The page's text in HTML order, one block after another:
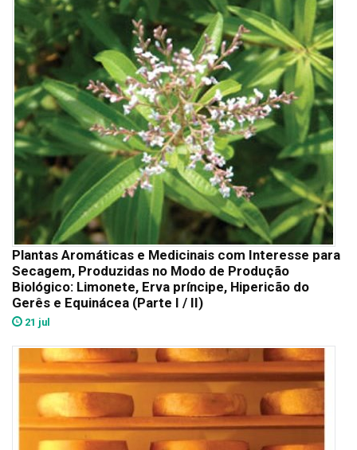
Plantas Aromáticas e Medicinais com Interesse para
Secagem, Produzidas no Modo de Produção
Biológico: Limonete, Erva príncipe, Hipericão do
Gerês e Equinácea (Parte I / II)
21 jul